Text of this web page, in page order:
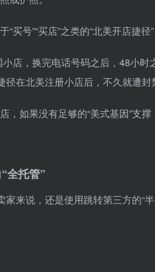
买号”“买店”之类的“北美开店捷径
店，换完电话号码之后，48小
在北美注册小店后，不久就遭封
，如果没有足够的“美式基因”支
全托管”
家来说，还是使用跳转第三方的“